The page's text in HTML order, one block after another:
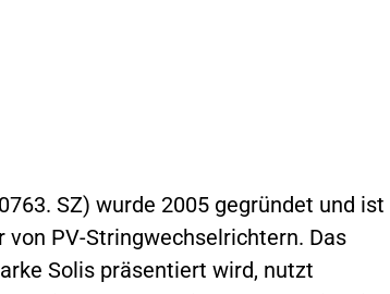
SZ) wurde 2005 gegründet und ist
PV-Stringwechselrichtern. Das
Solis präsentiert wird, nutzt